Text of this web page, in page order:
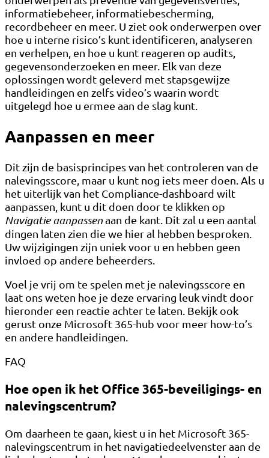
informatiebeheer, informatiebescherming,
recordbeheer en meer. U ziet ook onderwerpen over
hoe u interne risico’s kunt identificeren, analyseren
en verhelpen, en hoe u kunt reageren op audits,
gegevensonderzoeken en meer. Elk van deze
oplossingen wordt geleverd met stapsgewijze
handleidingen en zelfs video’s waarin wordt
uitgelegd hoe u ermee aan de slag kunt.
Aanpassen en meer
Dit zijn de basisprincipes van het controleren van de
nalevingsscore, maar u kunt nog iets meer doen. Als u
het uiterlijk van het Compliance-dashboard wilt
aanpassen, kunt u dit doen door te klikken op
Navigatie aanpassenaan de kant. Dit zal u een aantal
dingen laten zien die we hier al hebben besproken.
Uw wijzigingen zijn uniek voor u en hebben geen
invloed op andere beheerders.
Voel je vrij om te spelen met je nalevingsscore en
laat ons weten hoe je deze ervaring leuk vindt door
hieronder een reactie achter te laten. Bekijk ook
gerust onze Microsoft 365-hub voor meer how-to’s
en andere handleidingen.
FAQ
Hoe open ik het Office 365-beveiligings- en
nalevingscentrum?
Om daarheen te gaan, kiest u in het Microsoft 365-
nalevingscentrum in het navigatiedeelvenster aan de